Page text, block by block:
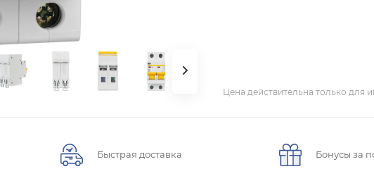
Цена действительна только для
Быстрая доставка Бонусы за